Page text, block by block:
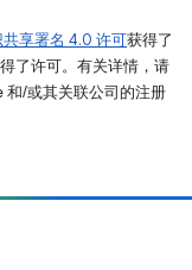
共享署名 4.0 许可获得了
了许可。有关详情，请
/或其关联公司的注册